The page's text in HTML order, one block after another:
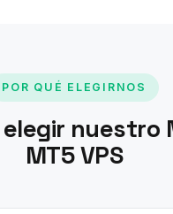
POR QUÉ ELEGIRNOS
nuestro
MT5 VPS